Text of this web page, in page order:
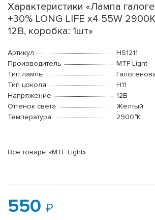
Характеристики «Лампа
+30% LONG LIFE x4 55W
12В, коробка: 1шт»
Артикул
HS1211
Производитель
MTF Light
Тип лампы
Тип цоколя
H11
Напряжение
12В
Оттенок света
Желтый
Температура
2900°K
Все товары «MTF Light»
550